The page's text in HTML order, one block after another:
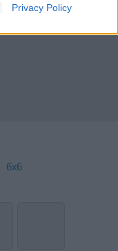
Privacy Policy
6x6